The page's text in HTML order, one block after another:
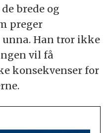
brede og
preger
Han tror ikke
vil få
konsekvenser for